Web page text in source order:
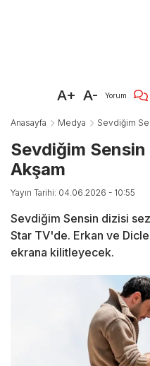
A+ A- Yorum
Anasayfa Medya Sevdiğim
Sevdiğim
Akşam
Yayın Tarihi: 04.06.2026 - 10:55
Sevdiğim Sensin dizisi
Star TV'de. Erkan ve
ekrana kilitleyecek.